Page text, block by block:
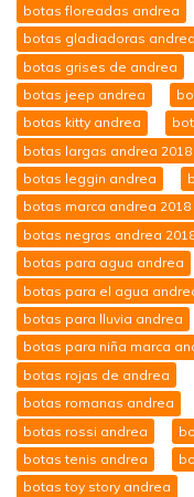
botas floreadas andrea
botas gladiadoras andrea
botas grises de andrea
botas jeep andrea
botas kitty andrea
botas largas andrea 2018
botas leggin andrea
botas marca andrea 2018
botas negras andrea
botas para agua andrea
botas para el agua
botas para lluvia andrea
botas para niña marca
botas rojas de andrea
botas romanas andrea
botas rossi andrea
botas tenis andrea
botas toy story andrea